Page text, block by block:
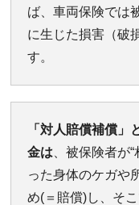
ば、車両保険では
に生じた損害（破
す。
「対人賠償補償
金は 、被保険者が
った身体のケガや
め(＝賠償)し、そ